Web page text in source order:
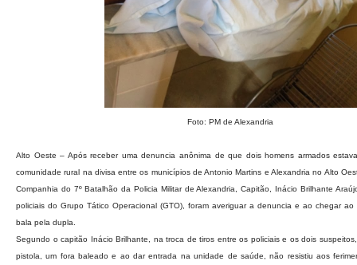
Foto: PM de Alexandria
Alto Oeste – Após receber uma denuncia anônima de que dois homens armados
comunidade rural na divisa entre os municípios de Antonio Martins e Alexandria no Alto
Companhia do 7º Batalhão da Policia Militar de Alexandria, Capitão, Inácio Brilhante
policiais do Grupo Tático Operacional (GTO), foram averiguar a denuncia e ao chegar
bala pela dupla.
Segundo o capitão Inácio Brilhante, na troca de tiros entre os policiais e os dois
pistola, um fora baleado e ao dar entrada na unidade de saúde, não resistiu aos